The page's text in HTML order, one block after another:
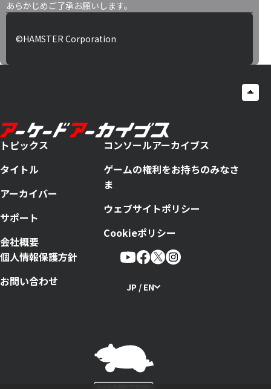
あらかじめご了承お願いします。
©HAMSTER Corporation
トピックス
タイトル
アーカイバー
サポート
会社概要
コンソールアーカイブス
ゲームの権利をお持ちのみなさ
ま
ウェブサイトポリシー
Cookieポリシー
個人情報保護方針
お問い合わせ
JP / EN